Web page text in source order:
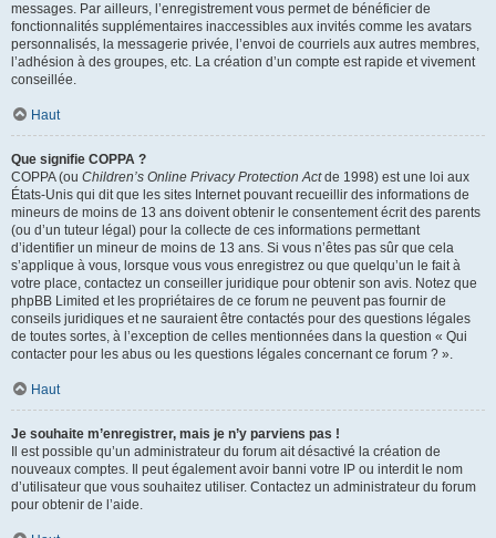
messages. Par ailleurs, l’enregistrement vous permet de bénéficier de
fonctionnalités supplémentaires inaccessibles aux invités comme les avatars
personnalisés, la messagerie privée, l’envoi de courriels aux autres membres,
l’adhésion à des groupes, etc. La création d’un compte est rapide et vivement
conseillée.
Haut
Que signifie COPPA ?
COPPA (ou Children’s Online Privacy Protection Actde 1998) est une loi aux
États-Unis qui dit que les sites Internet pouvant recueillir des informations de
mineurs de moins de 13 ans doivent obtenir le consentement écrit des parents
(ou d’un tuteur légal) pour la collecte de ces informations permettant
d’identifier un mineur de moins de 13 ans. Si vous n’êtes pas sûr que cela
s’applique à vous, lorsque vous vous enregistrez ou que quelqu’un le fait à
votre place, contactez un conseiller juridique pour obtenir son avis. Notez que
phpBB Limited et les propriétaires de ce forum ne peuvent pas fournir de
conseils juridiques et ne sauraient être contactés pour des questions légales
de toutes sortes, à l’exception de celles mentionnées dans la question « Qui
contacter pour les abus ou les questions légales concernant ce forum ? ».
Haut
Je souhaite m’enregistrer, mais je n’y parviens pas !
Il est possible qu’un administrateur du forum ait désactivé la création de
nouveaux comptes. Il peut également avoir banni votre IP ou interdit le nom
d’utilisateur que vous souhaitez utiliser. Contactez un administrateur du forum
pour obtenir de l’aide.